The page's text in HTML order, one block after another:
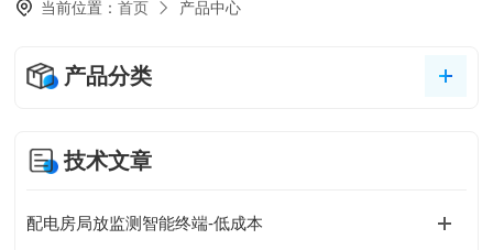
当前位置：首页 产品中心
产品分类
技术文章
配电房局放监测智能终端-低成本